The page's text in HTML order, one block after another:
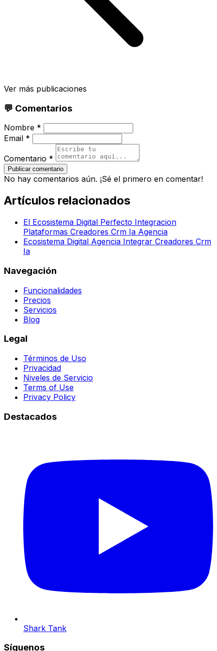
Ver más publicaciones
💬 Comentarios
Nombre *
Email *
Comentario *
Publicar comentario
No hay comentarios aún. ¡Sé el primero en comentar!
Artículos relacionados
El Ecosistema Digital Perfecto Integracion
Plataformas Creadores Crm Ia Agencia
Ecosistema Digital Agencia Integrar Creadores Crm
Ia
Navegación
Funcionalidades
Precios
Servicios
Blog
Legal
Términos de Uso
Privacidad
Niveles de Servicio
Terms of Use
Privacy Policy
Destacados
Shark Tank
Síguenos